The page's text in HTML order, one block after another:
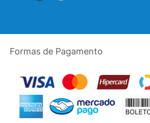
Formas de Pagamento